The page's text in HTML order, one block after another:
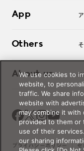
よくあるご質問
お問い合わせ
App
Others
レンズ交換
オンラインギフト
価格案内
About us
Magnify Life
会社概要
採用情報
法人のお客様
出店について
プライバシーポリシー セ
We use cookies to
website, to
traffic. We share
website with
may combine it
provided to them or
use of their
our sharing